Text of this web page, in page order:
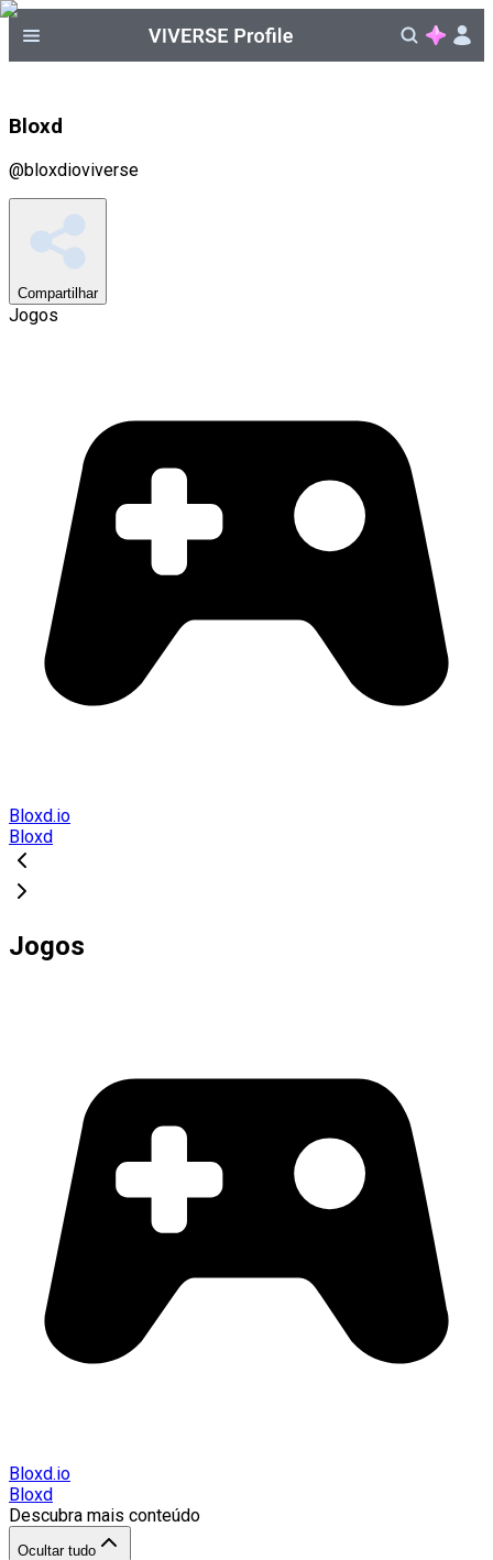
Bloxd
@bloxdioviverse
Compartilhar
Jogos
Bloxd.io
Bloxd
Jogos
Bloxd.io
Bloxd
Descubra mais conteúdo
Ocultar tudo